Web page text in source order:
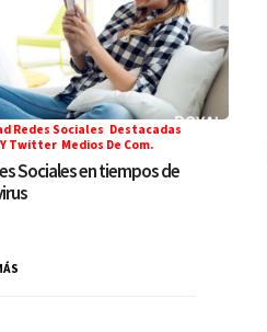
Redes Sociales Destacadas
Twitter, Medios De Com.
Sociales en tiempos de